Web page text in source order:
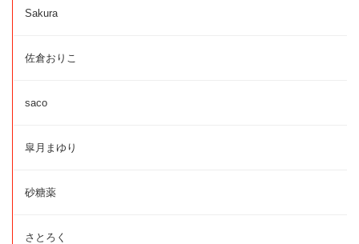
Sakura
佐倉おりこ
saco
皐月まゆり
砂糖薬
さとろく